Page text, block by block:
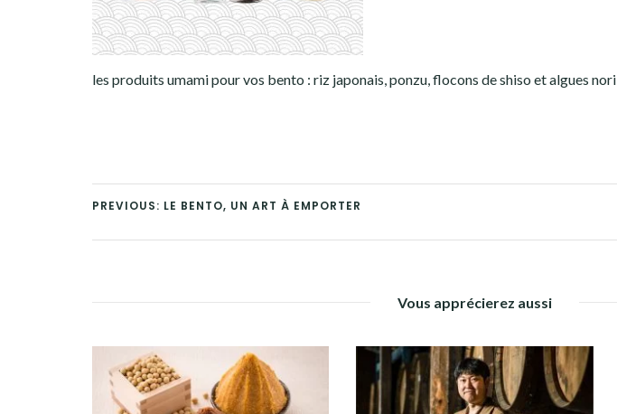
les produits umami pour vos bento : riz japonais, ponzu, flocons de shiso et algues nori
PREVIOUS: LE BENTO, UN ART À EMPORTER
Vous apprécierez aussi